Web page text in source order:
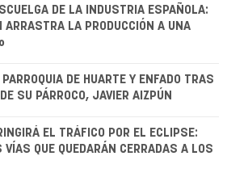
DE LA INDUSTRIA ESPAÑOLA:
ARRASTRA LA PRODUCCIÓN A UNA
DE HUARTE Y ENFADO TRAS
SU PÁRROCO, JAVIER AIZPÚN
EL TRÁFICO POR EL ECLIPSE:
QUE QUEDARÁN CERRADAS A LOS